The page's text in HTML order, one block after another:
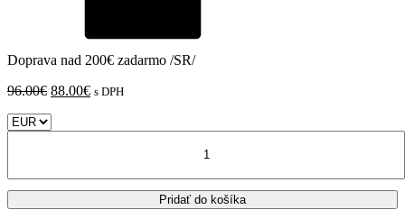
Doprava nad 200€ zadarmo /SR/
96.00€ Pôvodná
88.00€Aktuálna
s DPH
Pridať do košíka